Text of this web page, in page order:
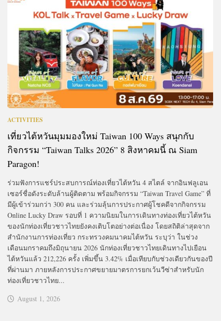
ACTIVITIES
เที่ยวไต้หวันมุมมองใหม่ Taiwan 100 Ways สนุกกับ
กิจกรรม “Taiwan Talks 2026” 8 สิงหาคมนี้ ณ Siam
Paragon!
ร่วมฟังการแชร์ประสบการณ์ท่องเที่ยวไต้หวัน 4 สไตล์ จากอินฟลูเอน
เซอร์ชื่อดังระดับล้านผู้ติดตาม พร้อมกิจกรรม “Taiwan Travel Game” ที่
มีผู้เข้าร่วมกว่า 300 คน และร่วมลุ้นการประกาศผู้โชคดีจากกิจกรรม
Online Lucky Draw รอบที่ 1 ความนิยมในการเดินทางท่องเที่ยวไต้หวัน
ของนักท่องเที่ยวชาวไทยยังคงเติบโตอย่างต่อเนื่อง โดยสถิติล่าสุดจาก
สำนักงานการท่องเที่ยว กระทรวงคมนาคมไต้หวัน ระบุว่า ในช่วง
เดือนมกราคมถึงมิถุนายน 2026 นักท่องเที่ยวชาวไทยเดินทางไปเยือน
ไต้หวันแล้ว 212,226 ครั้ง เพิ่มขึ้น 3.42% เมื่อเทียบกับช่วงเดียวกันของปี
ที่ผ่านมา ภายหลังการประกาศขยายมาตรการยกเว้นวีซ่าสำหรับนัก
ท่องเที่ยวชาวไทย...
August 1, 2026